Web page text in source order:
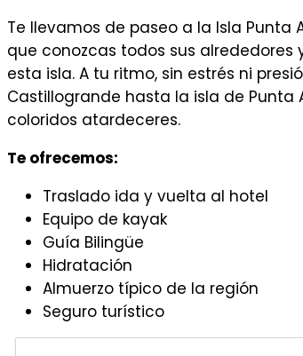
Te llevamos de paseo a la Isla
que conozcas todos sus
esta isla. A tu ritmo, sin estrés ni
Castillogrande hasta la isla de
coloridos atardeceres.
Te ofrecemos:
Traslado ida y vuelta al hotel
Equipo de kayak
Guía Bilingüe
Hidratación
Almuerzo típico de la región
Seguro turístico